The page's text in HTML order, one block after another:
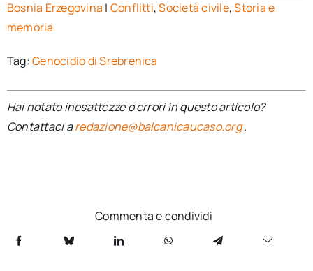
Bosnia Erzegovina | Conflitti,Società civile,Storia e
memoria
Tag:Genocidio di Srebrenica
Hai notato inesattezze o errori in questo articolo?
Contattaci aredazione@balcanicaucaso.org.
Commenta e condividi